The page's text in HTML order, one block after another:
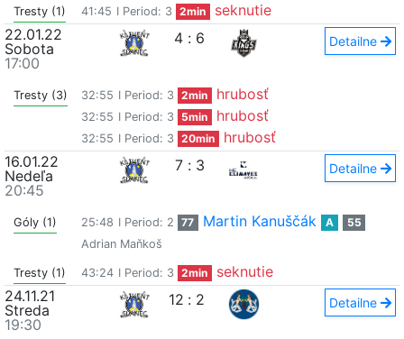
Tresty (1) 41:45 I Period: 3 2min
seknutie
22.01.22
Sobota
17:00
4 : 6 Detailne
Tresty (3) 32:55 I Period: 3 2min hrubosť
32:55 I Period: 3 5min hrubosť
32:55 I Period: 3 20min
hrubosť
16.01.22
Nedeľa
20:45
7 : 3 Detailne
Góly (1) 25:48 I Period: 2 77 Martin Kanuščák A
55
Adrian Maňkoš
Tresty (1) 43:24 I Period: 3 2min
seknutie
24.11.21
Streda
19:30
12 : 2 Detailne